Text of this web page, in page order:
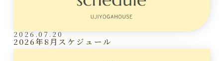
2026.07.20
2026年8月スケジュール